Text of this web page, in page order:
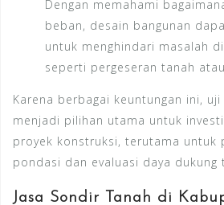
Dengan memahami
beban, desain bangunan
untuk menghindari masalah
seperti pergeseran tanah
Karena berbagai keuntungan ini,
menjadi pilihan utama untuk
proyek konstruksi, terutama untuk
pondasi dan evaluasi daya dukung
Jasa Sondir Tanah di